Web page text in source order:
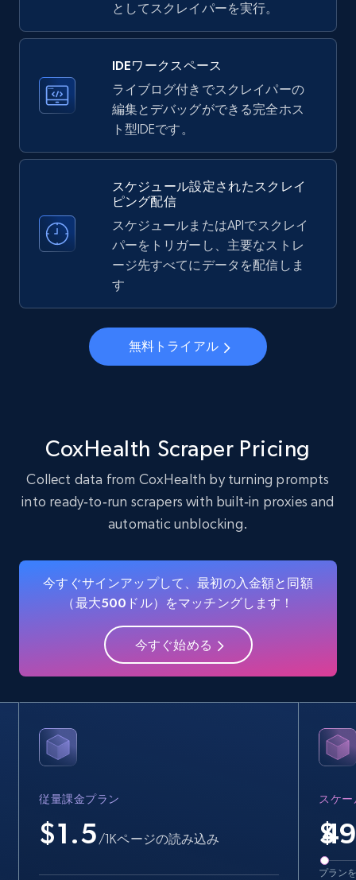
ID, Name, Country code, Locations, Followers,
more.
33.5K+ 3.5K+ 無料トライアル
Instagram - Profiles
Account, Fbid, ID, Followers, Posts count, Is
business account, Is professional account, Is
verified, and more.
3.5K+ 無料トライアル
Instagram - Profiles - Collect profile
information by user name
Industries, Operating status, and more.
1.6K+ 無料トライアル
Searching data by keyword
Name, URL, ID, Cb rank, Region, About,
Industries, Operating status, and more.
としてスクレイパーを実行。
IDEワークスペース
ライブログ付きでスクレイパーの
編集とデバッグができる完全ホス
ト型IDEです。
スケジュール設定されたスクレイ
ピング配信
スケジュールまたはAPIでスクレイ
パーをトリガーし、主要なストレ
ージ先すべてにデータを配信しま
す
無料トライアル
CoxHealth Scraper Pricing
Collect data from CoxHealth by turning prompts
into ready‑to‑run scrapers with built‑in proxies and
automatic unblocking.
今すぐサインアップして、最初の入金額と同額
（最大500ドル）をマッチングします！
今すぐ始める
従量課金プラン
$1.5 /1Kページの読み込み
スケー
$
プラン